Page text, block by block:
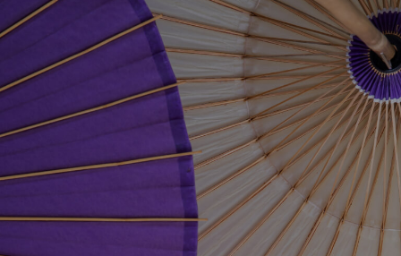
劇場貸切・団体予約
について